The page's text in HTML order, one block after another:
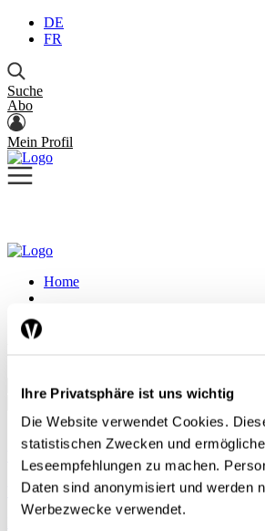
Ihre Privatsphäre ist uns wichtig
Die Website verwendet Cookies.
statistischen Zwecken und
Leseempfehlungen zu machen.
Daten sind anonymisiert und werden
Werbezwecke verwendet.
DE
FR
Suche
Abo
Mein Profil
Home
Welchen Föderalismus für die Schweiz?
Wirtschaftspolitik